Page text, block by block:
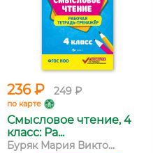
236 ₽ 249 ₽
по карте
Смысловое чтение, 4
класс: Ра...
Буряк Мария Викто...